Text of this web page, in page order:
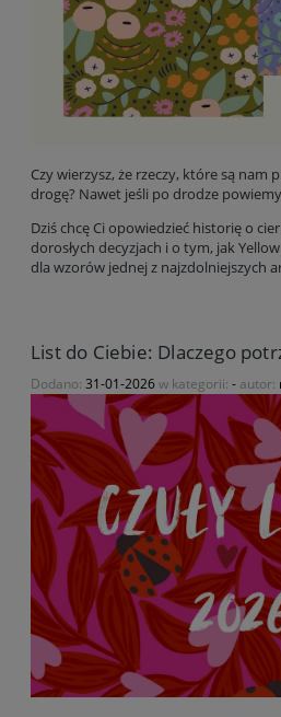
Czy wierzysz, że rzeczy, które są nam
drogę? Nawet jeśli po drodze powiemy
Dziś chcę Ci opowiedzieć historię o
dorosłych decyzjach i o tym, jak
dla wzorów jednej z najzdolniejszych
List do Ciebie: Dlaczego
Dodano: 31-01-2026w kategorii: - autor: